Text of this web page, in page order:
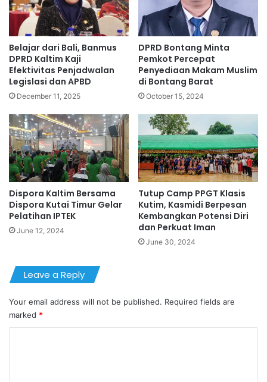
Belajar dari Bali, Banmus
DPRD Kaltim Kaji
Efektivitas Penjadwalan
Legislasi dan APBD
December 11, 2025
DPRD Bontang Minta
Pemkot Percepat
Penyediaan Makam Muslim
di Bontang Barat
October 15, 2024
Dispora Kaltim Bersama
Dispora Kutai Timur Gelar
Pelatihan IPTEK
June 12, 2024
Tutup Camp PPGT Klasis
Kutim, Kasmidi Berpesan
Kembangkan Potensi Diri
dan Perkuat Iman
June 30, 2024
Leave a Reply
Your email address will not be published. Required fields are
marked *